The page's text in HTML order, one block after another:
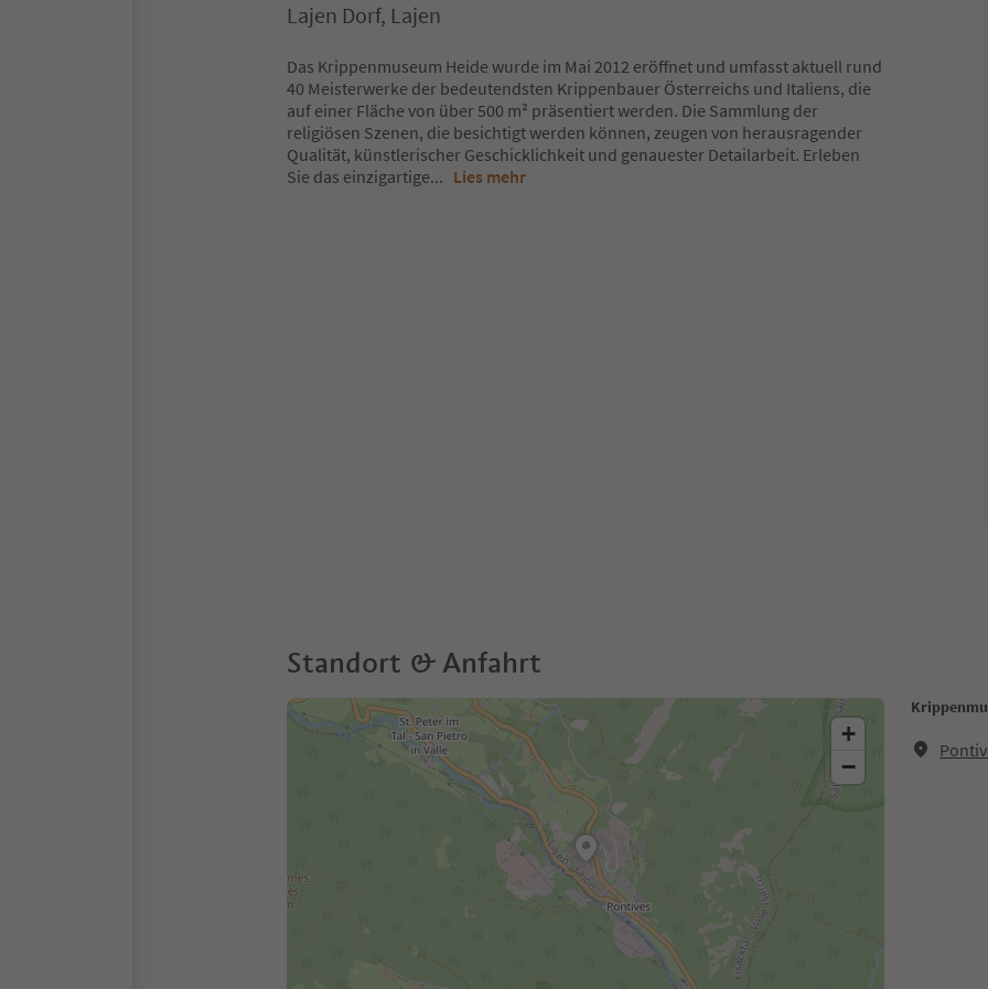
Lajen Dorf, Lajen
Das Krippenmuseum Heide wurde im Mai 2012 eröffnet und umfasst aktuell rund
40 Meisterwerke der bedeutendsten Krippenbauer Österreichs und Italiens, die
auf einer Fläche von über 500 m² präsentiert werden. Die Sammlung der
religiösen Szenen, die besichtigt werden können, zeugen von herausragender
Qualität, künstlerischer Geschicklichkeit und genauester Detailarbeit. Erleben
Sie das einzigartige... Lies mehr
Standort & Anfahrt
+
−